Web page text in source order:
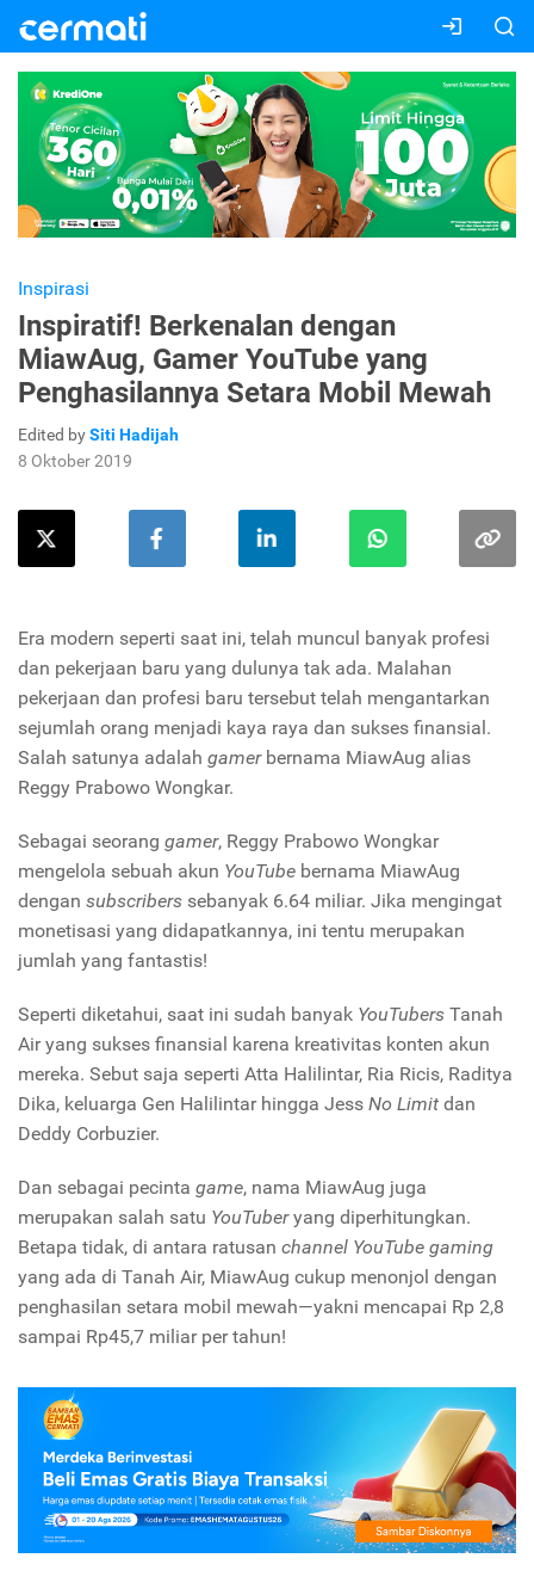
Inspirasi
Inspiratif! Berkenalan dengan
MiawAug, Gamer YouTube yang
Penghasilannya Setara Mobil Mewah
Edited bySiti Hadijah
8 Oktober 2019
Era modern seperti saat ini, telah muncul banyak profesi
dan pekerjaan baru yang dulunya tak ada. Malahan
pekerjaan dan profesi baru tersebut telah mengantarkan
sejumlah orang menjadi kaya raya dan sukses finansial.
Salah satunya adalah gamerbernama MiawAug alias
Reggy Prabowo Wongkar.
Sebagai seorang gamer, Reggy Prabowo Wongkar
mengelola sebuah akun YouTube bernama MiawAug
dengan subscribers sebanyak 6.64 miliar. Jika mengingat
monetisasi yang didapatkannya, ini tentu merupakan
jumlah yang fantastis!
Seperti diketahui, saat ini sudah banyak YouTubers Tanah
Air yang sukses finansial karena kreativitas konten akun
mereka. Sebut saja seperti Atta Halilintar, Ria Ricis, Raditya
Dika, keluarga Gen Halilintar hingga Jess No Limit dan
Deddy Corbuzier.
Dan sebagai pecinta game, nama MiawAug juga
merupakan salah satu YouTuberyang diperhitungkan.
Betapa tidak, di antara ratusan channel YouTube gaming
yang ada di Tanah Air, MiawAug cukup menonjol dengan
penghasilan setara mobil mewah—yakni mencapai Rp 2,8
sampai Rp45,7 miliar per tahun!